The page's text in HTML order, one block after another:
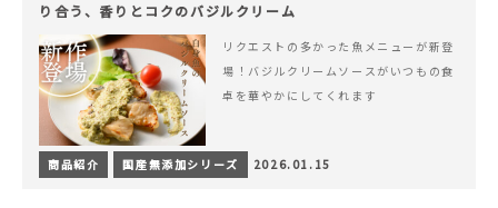
り合う、香りとコクのバジルクリーム
リクエストの多かった魚メニューが新登
場！バジルクリームソースがいつもの食
卓を華やかにしてくれます
商品紹介 国産無添加シリーズ 2026.01.15